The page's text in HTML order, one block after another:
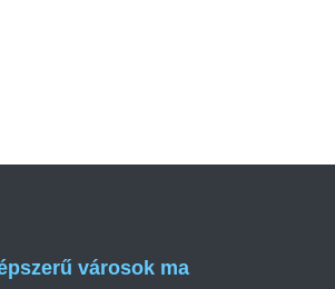
városok ma